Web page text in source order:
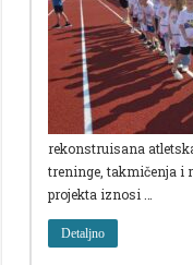
rekonstruisana
treninge, takmičenja i
projekta iznosi …
Detaljno